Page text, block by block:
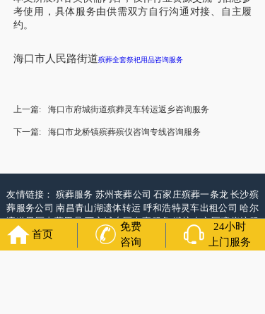
考使用，具体服务由供需双方自行沟通对接、自主履
约。
海口市人民路街道殡葬全套祭祀用品咨询服务
上一篇: 海口市府城街道殡葬灵车转运返乡咨询服务
下一篇: 海口市龙桥镇殡葬殡仪咨询专线咨询服务
友情链接： 殡葬服务 苏州丧葬公司石家庄殡葬一条龙长沙殡
葬服务公司南昌青山湖遗体转运 呼和浩特灵车出租公司哈尔
滨道里区丧葬用品西宁城东区白事服务潍坊奎文区殡仪馆服
务乳山寿衣店铺 杭州上城区灵堂布置 沈阳浑南区殡葬平台
国墓地网中国非急救转运网网站建设中国殡葬一条龙网中国
首页
免费
咨询
24小时
上门服务